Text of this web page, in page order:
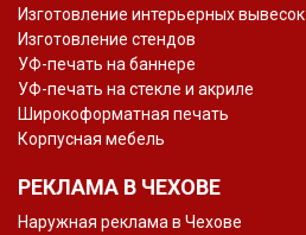
Изготовление интерьерных вывесок
Изготовление стендов
УФ-печать на баннере
УФ-печать на стекле и акриле
Широкоформатная печать
Корпусная мебель
РЕКЛАМА В ЧЕХОВЕ
Наружная реклама в Чехове